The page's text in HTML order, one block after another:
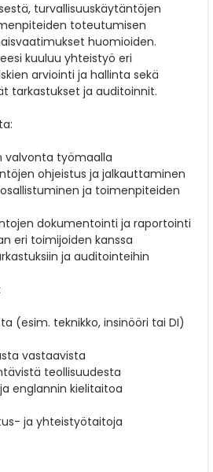
turvallisuuskäytäntöjen
toteutumisen
huomioiden.
kuuluu yhteistyö eri
arviointi ja hallinta sekä
tarkastukset ja auditoinnit.
valvonta työmaalla
ohjeistus ja jalkauttaminen
ja toimenpiteiden
dokumentointi ja raportointi
eri toimijoiden kanssa
ja auditointeihin
(esim. teknikko, insinööri tai DI)
vastaavista
teollisuudesta
englannin kielitaitoa
ja yhteistyötaitoja